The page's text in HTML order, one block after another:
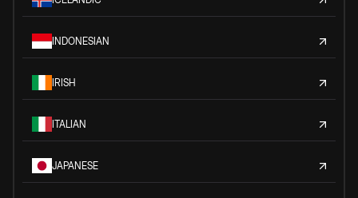
INDONESIAN
IRISH
ITALIAN
JAPANESE